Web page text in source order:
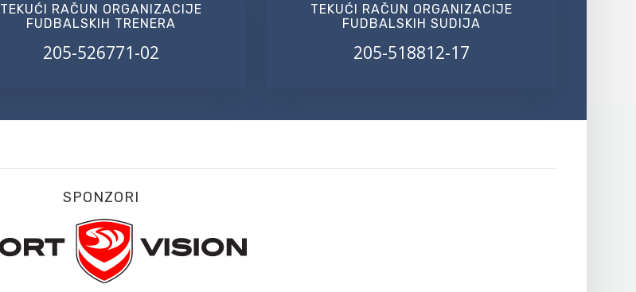
TEKUĆI RAČUN ORGANIZACIJE
FUDBALSKIH TRENERA
205-526771-02
TEKUĆI RAČUN ORGANIZACIJE
FUDBALSKIH SUDIJA
205-518812-17
SPONZORI